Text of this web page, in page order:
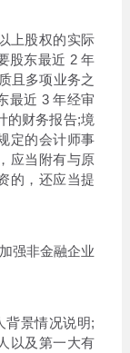
上股权的实际
股东最近 2 年
且多项业务之
最近 3 年经审
的财务报告;境
定的会计师事
应当附有与原
的，还应当提
强非金融企业
景情况说明;
以及第一大有